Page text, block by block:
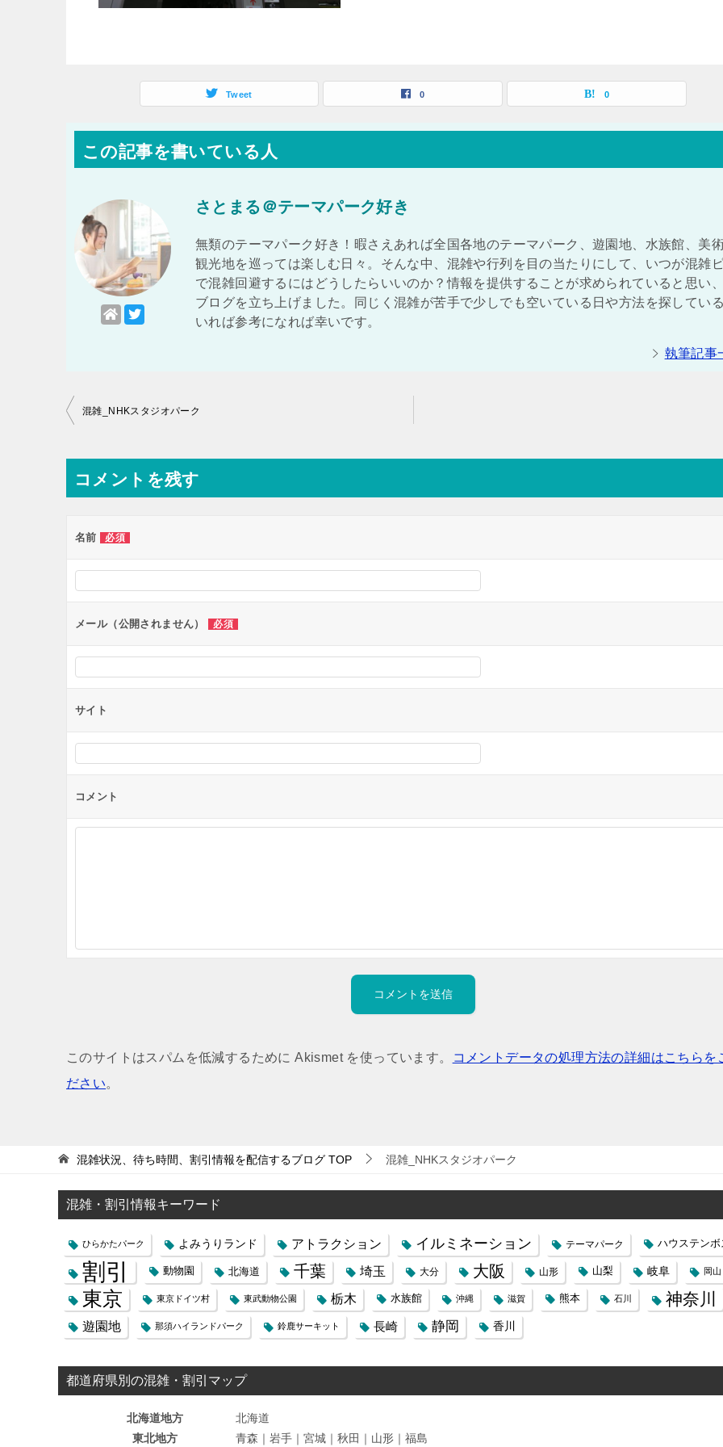
Tweet 0 0
この記事を書いている人
さとまる＠テーマパーク好き
無類のテーマパーク好き！暇さえあれば全国各地のテーマパーク、遊園地、水族館、美
観光地を巡っては楽しむ日々。そんな中、混雑や行列を目の当たりにして、いつが混雑
で混雑回避するにはどうしたらいいのか？情報を提供することが求められていると思い
ブログを立ち上げました。同じく混雑が苦手で少しでも空いている日や方法を探してい
いれば参考になれば幸いです。
執筆記事
投
ナ
ビ
ー
ョ
ン
混雑_NHKスタジオパーク
コメントを残す
名前 必須
メール（公開されません） 必須
サイト
コメント
このサイトはスパムを低減するために Akismet を使っています。
コメントデータの処理方法の詳細はこちらを
ださい。
混雑状況、待ち時間、割引情報を配信するブログ TOP 混雑_NHKスタジオパーク
混雑・割引情報キーワード
ひらかたパーク よみうりランド アトラクション イルミネーション テーマパーク ハウステンボ
割引 動物園 北海道 千葉 埼玉 大分 大阪 山形 山梨 岐阜 岡山
東京 東京ドイツ村 東武動物公園 栃木 水族館 沖縄 滋賀 熊本 石川 神奈川
遊園地 那須ハイランドパーク 鈴鹿サーキット 長崎 静岡 香川
都道府県別の混雑・割引マップ
北海道地方
北海道
東北地方
青森｜岩手｜宮城｜秋田｜山形｜福島